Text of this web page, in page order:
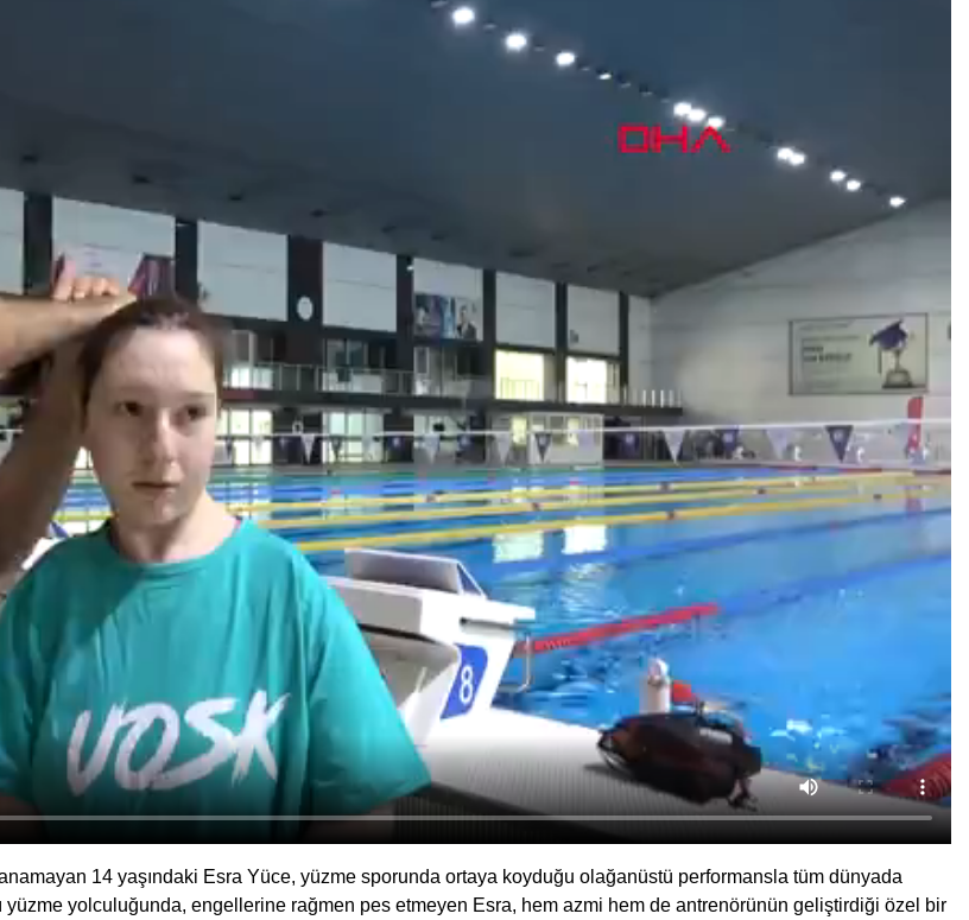
14 yaşındaki Esra Yüce, yüzme sporunda ortaya koyduğu olağanüstü performansla tüm dünyada
yüzme yolculuğunda, engellerine rağmen pes etmeyen Esra, hem azmi hem de antrenörünün geliştirdiği özel bir